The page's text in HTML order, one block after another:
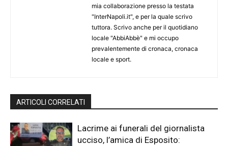
mia collaborazione presso la testata
"InterNapoli.it", e per la quale scrivo
tuttora. Scrivo anche per il quotidiano
locale "AbbiAbbè" e mi occupo
prevalentemente di cronaca, cronaca
locale e sport.
ARTICOLI CORRELATI
Lacrime ai funerali del giornalista
ucciso, l’amica di Esposito: